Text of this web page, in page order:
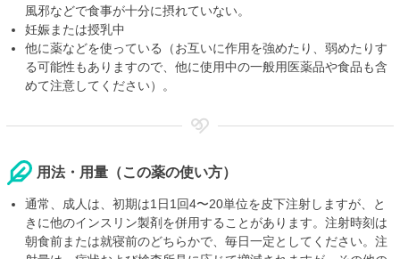
風邪などで食事が十分に摂れていない。
妊娠または授乳中
他に薬などを使っている（お互いに作用を強めたり、弱めたりす
る可能性もありますので、他に使用中の一般用医薬品や食品も含
めて注意してください）。
用法・用量（この薬の使い方）
通常、成人は、初期は1日1回4〜20単位を皮下注射しますが、と
きに他のインスリン製剤を併用することがあります。注射時刻は
朝食前または就寝前のどちらかで、毎日一定としてください。注